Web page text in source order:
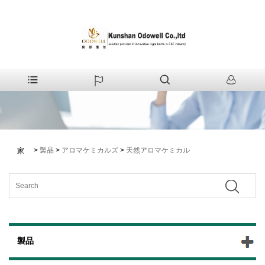
家 > 製品 > アロマケミカルズ > 天然アロマケミカル
製品